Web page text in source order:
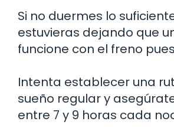
Si no duermes lo
estuvieras dejando que
funcione con el freno
Intenta establecer una
sueño regular y
entre 7 y 9 horas cada